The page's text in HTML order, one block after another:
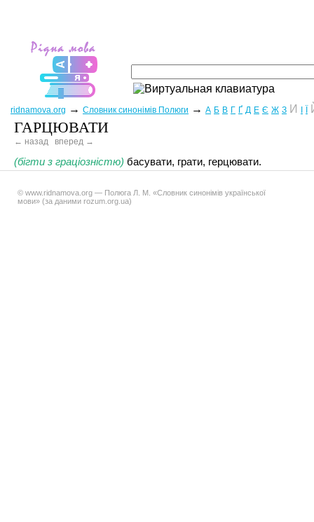
ridnamova.org → Словник синонімів Полюги → А Б В Г Ґ Д Е Є Ж З И
ГАРЦЮВАТИ
← назад вперед →
(бігти з граціозністю) басувати, грати, герцювати.
© www.ridnamova.org — Полюга Л. М. «Словник синонімів української
мови» (за даними rozum.org.ua)